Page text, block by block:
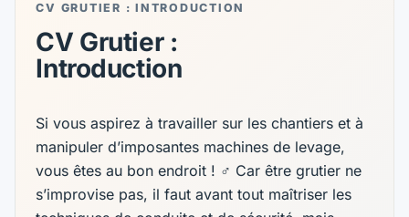
CV GRUTIER : INTRODUCTION
CV Grutier :
Introduction
Si vous aspirez à travailler sur les chantiers et à
manipuler d’imposantes machines de levage,
vous êtes au bon endroit ! ‍♂️ Car être grutier ne
s’improvise pas, il faut avant tout maîtriser les